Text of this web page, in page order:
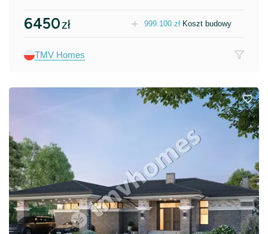
6450zł 999.100 zł Koszt budowy
TMV Homes